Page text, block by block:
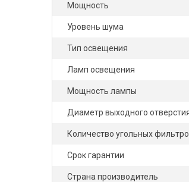
Мощность
Уровень шума
Тип освещения
Ламп освещения
Мощность лампы
Диаметр выходного
Количество угольных
Срок гарантии
Страна производитель